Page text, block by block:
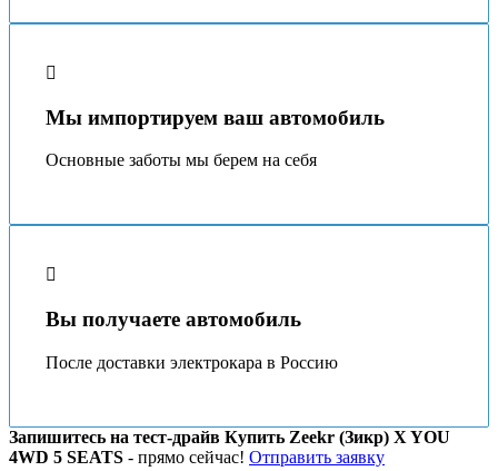
Мы импортируем ваш автомобиль
Основные заботы мы берeм на себя
Вы получаете автомобиль
После доставки электрокара в Россию
Запишитесь на тест-драйв Купить Zeekr (Зикр) X YOU
4WD 5 SEATS - прямо сейчас! Отправить заявку